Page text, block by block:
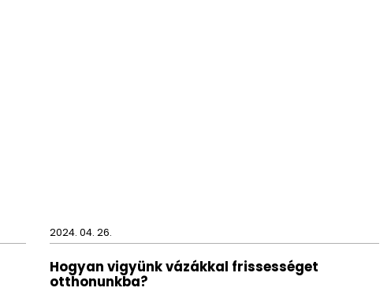
2024. 04. 26.
Hogyan vigyünk vázákkal frissességet
otthonunkba?